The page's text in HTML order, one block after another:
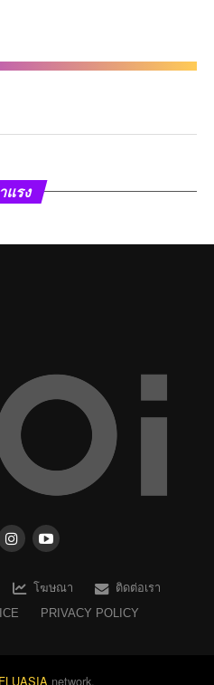
แรง
โฆษณา
ติดต่อเรา
PRIVACY POLICY
network.